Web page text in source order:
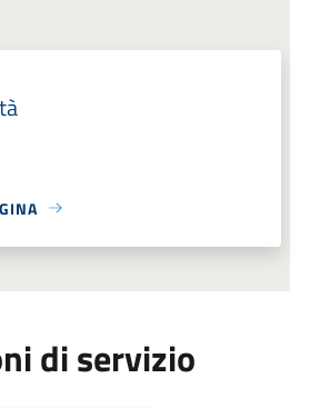
di servizio